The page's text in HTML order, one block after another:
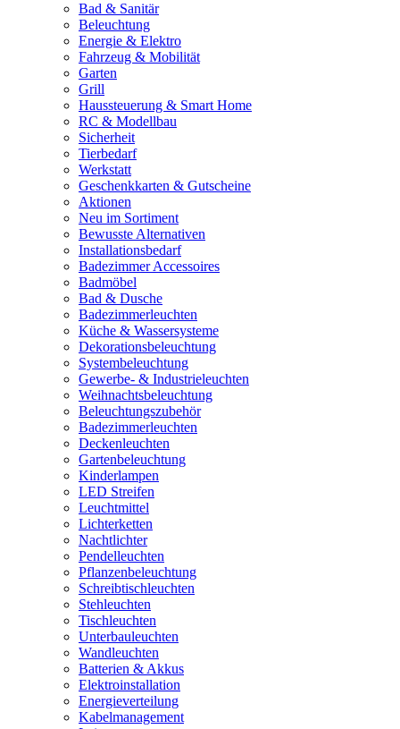
Bad & Sanitär
Beleuchtung
Energie & Elektro
Fahrzeug & Mobilität
Garten
Grill
Haussteuerung & Smart Home
RC & Modellbau
Sicherheit
Tierbedarf
Werkstatt
Geschenkkarten & Gutscheine
Aktionen
Neu im Sortiment
Bewusste Alternativen
Installationsbedarf
Badezimmer Accessoires
Badmöbel
Bad & Dusche
Badezimmerleuchten
Küche & Wassersysteme
Dekorationsbeleuchtung
Systembeleuchtung
Gewerbe- & Industrieleuchten
Weihnachtsbeleuchtung
Beleuchtungszubehör
Badezimmerleuchten
Deckenleuchten
Gartenbeleuchtung
Kinderlampen
LED Streifen
Leuchtmittel
Lichterketten
Nachtlichter
Pendelleuchten
Pflanzenbeleuchtung
Schreibtischleuchten
Stehleuchten
Tischleuchten
Unterbauleuchten
Wandleuchten
Batterien & Akkus
Elektroinstallation
Energieverteilung
Kabelmanagement